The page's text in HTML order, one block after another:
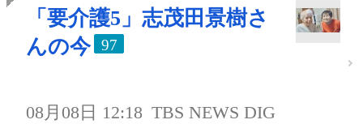
「要介護5」志茂田景樹さ
んの今
97
08月08日 12:18 TBS NEWS DIG